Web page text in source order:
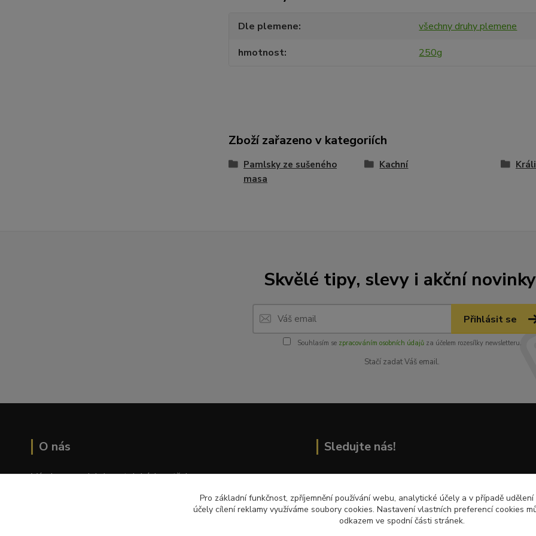
Dle plemene
všechny druhy plemene
hmotnost
250g
Zboží zařazeno v kategoriích
Pamlsky ze sušeného
masa
Kachní
Skvělé tipy, slevy i akční
Přihlásit se
Souhlasím se zpracováním osobních údajůza účelem rozesílky newsletteru.
Stačí zadat Váš email.
O nás
Výroba a prodej chovatelských potřeb
Sledujte nás!
Přečtěte si nejnovější články na blogu!
Pro základní funkčnost, zpříjemnění používání webu, analytické účely a v případě
účely cílení reklamy využíváme soubory cookies. Nastavení vlastních preferencí cookies
odkazem ve spodní části stránek.